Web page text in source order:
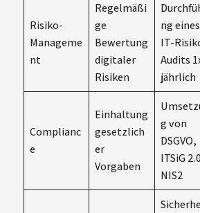
Risiko-
Manageme
nt
Regelmäßi
ge
Bewertung
digitaler
Risiken
ng eines
IT-
Audits
jährlich
Complianc
e
Einhaltung
gesetzlich
er
Vorgaben
g von
DSGVO,
ITSiG
NIS2